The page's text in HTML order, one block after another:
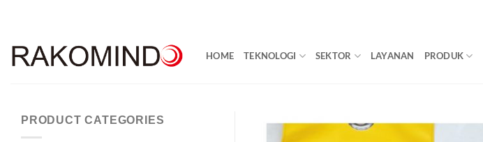
HOME TEKNOLOGI SEKTOR LAYANAN PRODUK
PRODUCT CATEGORIES